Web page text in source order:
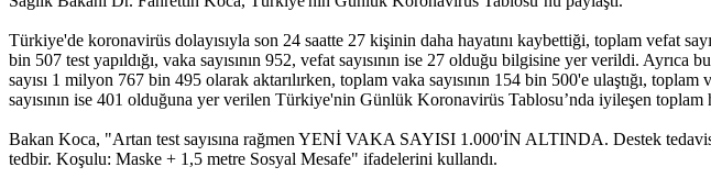
Türkiye'de koronavirüs dolayısıyla son 24 saatte 27 kişinin daha hayatını kaybettiği, toplam vefat
bin 507 test yapıldığı, vaka sayısının 952, vefat sayısının ise 27 olduğu bilgisine yer verildi.
sayısı 1 milyon 767 bin 495 olarak aktarılırken, toplam vaka sayısının 154 bin 500'e ulaştığı,
sayısının ise 401 olduğuna yer verilen Türkiye'nin Günlük Koronavirüs Tablosu’nda iyileşen toplam
Bakan Koca, "Artan test sayısına rağmen YENİ VAKA SAYISI 1.000'İN ALTINDA. Destek
tedbir. Koşulu: Maske + 1,5 metre Sosyal Mesafe" ifadelerini kullandı.